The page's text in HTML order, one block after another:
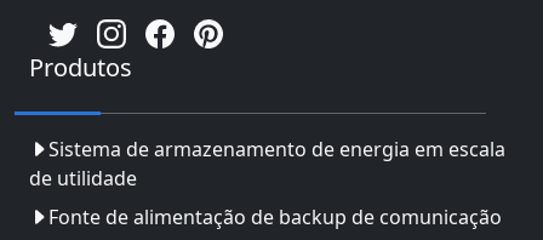
Produtos
Sistema de armazenamento de energia em escala
de utilidade
Fonte de alimentação de backup de comunicação